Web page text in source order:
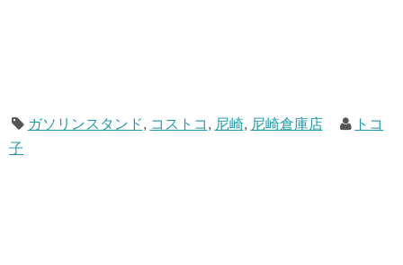
ガソリンスタンド, コストコ , 尼崎, 尼崎倉庫店
トコ
子